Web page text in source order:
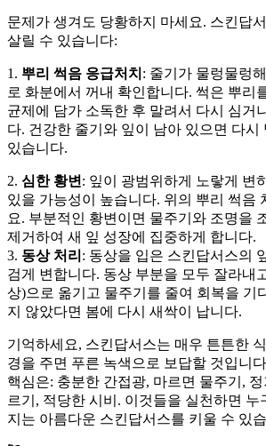
문제가 생겨도 당황하지 마세요. 스킨답
살릴 수 있습니다:
1. 뿌리 썩음 응급처치 : 줄기가 물렁물렁
로 화분에서 꺼내 확인합니다. 썩은 뿌리
균제에 담가 소독한 후 말려서 다시 심거
다. 건강한 줄기와 잎이 남아 있으면 다시
있습니다.
2. 심한 황변 : 잎이 광범위하게 노랗게 변
있을 가능성이 높습니다. 위의 뿌리 썩음
요. 부분적인 황변이면 물주기와 조명을
제거하여 새 잎 성장에 집중하게 합니다.
3. 동상 처리 : 동상을 입은 스킨답서스의
검게 변합니다. 동상 부분을 모두 잘라내
상)으로 옮기고 물주기를 줄여 회복을 기
지 않았다면 봄에 다시 새싹이 납니다.
기억하세요, 스킨답서스는 매우 튼튼한
경을 주면 푸른 녹색으로 보답할 것입니
핵심은: 충분한 간접광, 마르면 물주기, 정
르기, 적당한 시비. 이것들을 실천하면 누
지는 아름다운 스킨답서스를 키울 수 있